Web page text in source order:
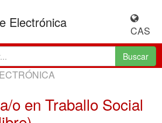
Electrónica
CAS
Buscar
o en Traballo Social